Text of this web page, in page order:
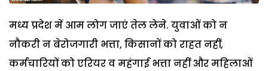
मध्य प्रदेश में आम लोग जाएं तेल लेने. युवाओं को न
नौकरी न बेरोजगारी भत्ता, किसानों को राहत नहीं,
कर्मचारियों को एरियर व महंगाई भत्ता नहीं और महिलाओं